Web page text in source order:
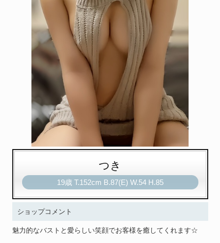
つき
19歳 T.152cm B.87(E) W.54 H.85
ショップコメント
魅力的なバストと愛らしい笑顔でお客様を癒してくれます☆